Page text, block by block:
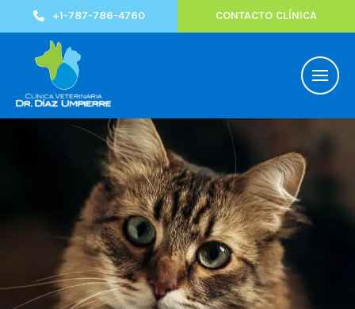
+1-787-786-4760 CONTACTO CLÍNICA